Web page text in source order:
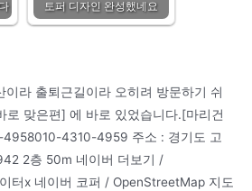
토퍼 디자인 완성했네요
이라 출퇴근길이라 오히려 방문하기 쉬
로 맞은편] 에 바로 있었습니다.[마리건
4310-4959 주소 : 경기도 고
2층 50m 네이버 더보기 /
터x 네이버 코퍼 / OpenStreetMap 지도